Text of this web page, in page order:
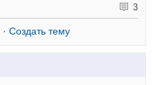
3
· Создать тему